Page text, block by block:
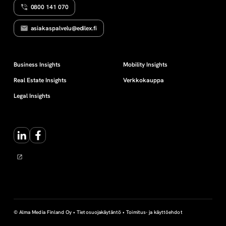
n
o
h
t
a
m
i
n
0800 141 070
asiakaspalvelu@edilex.fi
Business Insights
Real Estate Insights
Legal Insights
Mobility Insights
Verkkokauppa
LinkedInFacebook
© Alma Media Finland Oy •Tietosuojakäytäntö •Toimitus- ja käyttöehdot